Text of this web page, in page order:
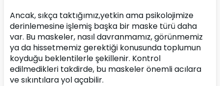
Ancak, sıkça taktığımız,yetkin ama psikolojimize
derinlemesine işlemiş başka bir maske türü daha
var. Bu maskeler, nasıl davranmamız, görünmemiz
ya da hissetmemiz gerektiği konusunda toplumun
koyduğu beklentilerle şekillenir. Kontrol
edilmedikleri takdirde, bu maskeler önemli acılara
ve sıkıntılara yol açabilir.